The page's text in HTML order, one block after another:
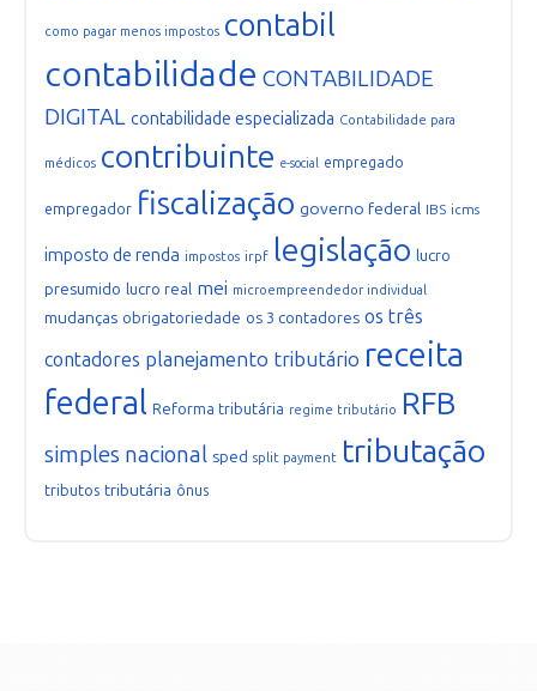
como pagar menos impostos contabil
contabilidade CONTABILIDADE
DIGITAL contabilidade especializada Contabilidade para
médicos contribuinte e-social empregado
empregador fiscalização governo federal IBS icms
imposto de renda impostos irpf legislação lucro
presumido lucro real mei microempreendedor individual
mudanças obrigatoriedade os 3 contadores os três
contadores planejamento tributário receita
federal Reforma tributária regime tributário RFB
simples nacional sped split payment tributação
tributos tributária ônus